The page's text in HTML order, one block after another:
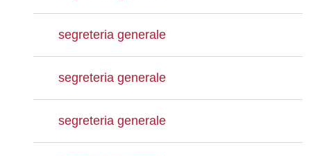
segreteria generale
segreteria generale
segreteria generale